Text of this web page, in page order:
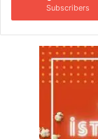
Subscribers